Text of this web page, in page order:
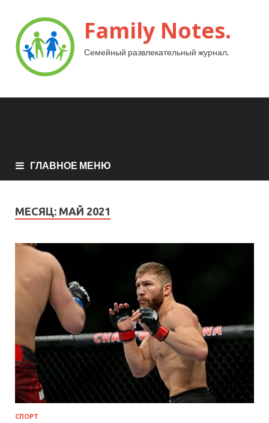
Family Notes.
Семейный развлекательный журнал.
ГЛАВНОЕ МЕНЮ
МЕСЯЦ: МАЙ 2021
СПОРТ